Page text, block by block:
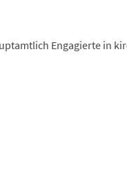
Engagierte in